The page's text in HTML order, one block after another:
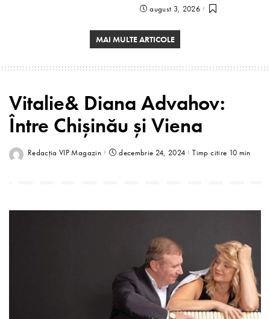
august 3, 2026
MAI MULTE ARTICOLE
Vitalie& Diana Advahov:
Între Chișinău și Viena
Redacția VIP Magazin decembrie 24, 2024 Timp citire 10 min